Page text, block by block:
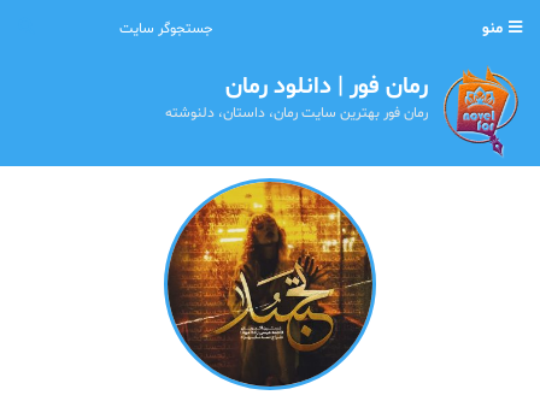
منو
رمان فور | دانلود رمان
رمان فور بهترین سایت رمان، داستان، دلنوشته